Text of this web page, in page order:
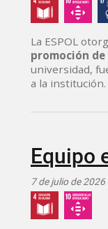
La ESPOL
promoción
universidad,
a la institución.
Equipo
7 de julio de 2026